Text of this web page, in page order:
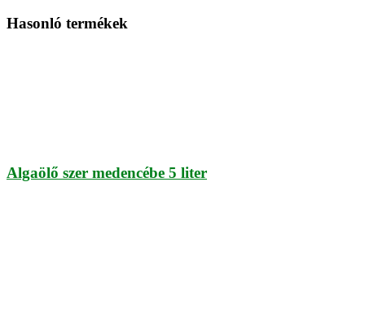
Hasonló termékek
Algaölő szer medencébe 5 liter